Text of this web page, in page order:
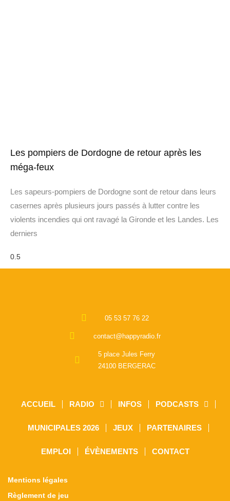
Les pompiers de Dordogne de retour après les
méga-feux
Les sapeurs-pompiers de Dordogne sont de retour dans leurs
casernes après plusieurs jours passés à lutter contre les
violents incendies qui ont ravagé la Gironde et les Landes. Les
derniers
05 53 57 76 22
contact@happyradio.fr
5 place Jules Ferry
24100 BERGERAC
ACCUEIL RADIO INFOS PODCASTS
MUNICIPALES 2026 JEUX PARTENAIRES
EMPLOI ÉVÈNEMENTS CONTACT
Mentions légales
Règlement de jeu